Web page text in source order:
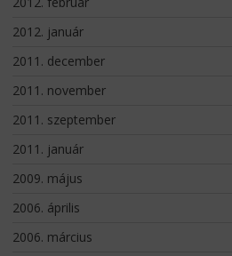
2012. január
2011. december
2011. november
2011. szeptember
2011. január
2009. május
2006. április
2006. március